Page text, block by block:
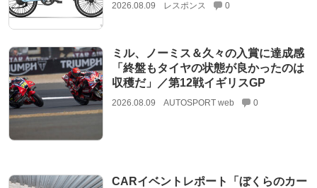
2026.08.09 レスポンス 0
ミル、ノーミス＆久々の入賞に達成感
「終盤もタイヤの状態が良かったのは
収穫だ」／第12戦イギリスGP
2026.08.09 AUTOSPORT web 0
CARイベントレポート「ぼくらのカー